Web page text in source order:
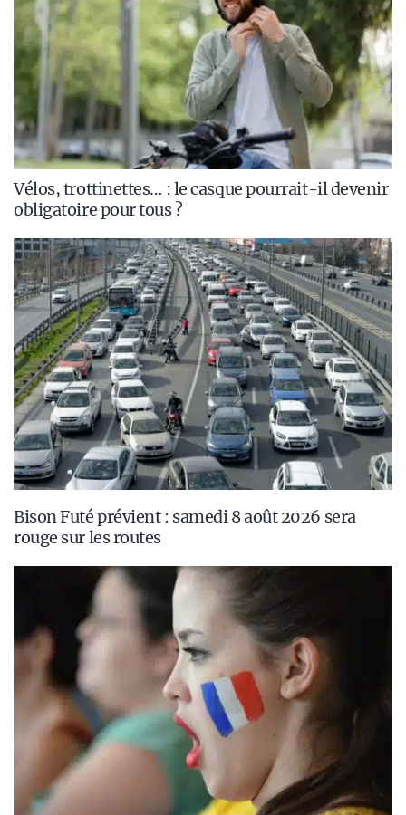
Vélos, trottinettes… : le casque pourrait-il devenir
obligatoire pour tous ?
Bison Futé prévient : samedi 8 août 2026 sera
rouge sur les routes